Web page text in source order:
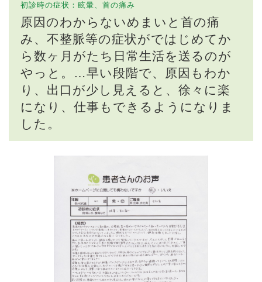
初診時の症状：眩暈、首の痛み
原因のわからないめまいと首の痛
み、不整脈等の症状がではじめてか
ら数ヶ月がたち日常生活を送るのが
やっと。…早い段階で、原因もわか
り、出口が少し見えると、徐々に楽
になり、仕事もできるようになりま
した。